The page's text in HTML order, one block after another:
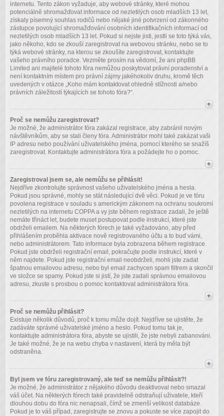
internetu. Tento zákon vyžaduje, aby webové stránky, které mohou
potenciálně shromažďovat informace od nezletilých osob mladších 13 let,
získaly písemný souhlas rodičů nebo nějaké jiné potvrzení od zákonného
zástupce povolující shromažďování osobních identifikačních informací od
nezletilých osob mladších 13 let. Pokud si nejste jisti, jestli se toto týká vás,
jako někoho, kdo se zkouší zaregistrovat na webovou stránku, nebo se to
týká webové stránky, na kterou se zkoušíte zaregistrovat, kontaktujte
vašeho právního poradce. Vezměte prosím na vědomí, že ani phpBB
Limited ani majitelé tohoto fóra nemůžou poskytovat právní poradenství a
není kontaktním místem pro právní zájmy jakéhokoliv druhu, kromě těch
uvedených v otázce „Koho mám kontaktovat ohledně stížnosti a/nebo
právních záležitostí týkajících se tohoto fóra?“.
Proč se nemůžu zaregistrovat?
Je možné, že administrátor fóra zakázal registrace, aby zabránil novým
návštěvníkům, aby se stali členy fóra. Administrátor mohl také zakázat vaši
IP adresu nebo používání uživatelského jména, pomocí kterého se snažíš
zaregistrovat. Kontaktujte administrátora fóra a požádejte ho o pomoc.
Zaregistroval jsem se, ale nemůžu se přihlásit!
Nejdříve zkontrolujte správnost vašeho uživatelského jména a hesla.
Pokud jsou správné, mohly se stát následující dvě věci. Pokud je ve fóru
povolena registrace v souladu s americkým zákonem na ochranu soukromí
nezletilých na internetu COPPA a vy jste během registrace zadali, že ještě
nemáte třináct let, budete muset postupovat podle instrukcí, které jste
obdrželi emailem. Na některých fórech je také vyžadováno, aby před
přihlášením proběhla aktivace nově registrovaného účtu a to buď vámi,
nebo administrátorem. Tato informace byla zobrazena během registrace.
Pokud jste obdrželi registrační email, pokračujte podle instrukcí, které v
něm najdete. Pokud jste registrační email neobdrželi, mohli jste zadat
špatnou emailovou adresu, nebo byl email zachycen spam filtrem a skončil
ve složce se spamy. Pokud jste si jistí, že jste zadali správnou emailovou
adresu, zkuste s prosbou o pomoc kontaktovat administrátora fóra.
Proč se nemůžu přihlásit?
Existuje několik důvodů, proč k tomu může dojít. Nejdříve se ujistěte, že
zadáváte správné uživatelské jméno a heslo. Pokud tomu tak je,
kontaktujte administrátora fóra, abyste se ujistili, že jste nebyli zabanováni.
Je také možné, že je na webu chyba v nastavení, která by měla být
odstraněna.
Byl jsem ve fóru zaregistrovaný, ale teď se nemůžu přihlásit?!
Je možné, že administrátor z nějakého důvodu deaktivoval nebo smazal
váš účet. Na některých fórech také pravidelně odstraňují uživatele, kteří
dlouhou dobu do fóra nic nenapsali, čímž se zmenší velikost databáze.
Pokud je to váš případ, zaregistrujte se znovu a pokuste se více zapojit do